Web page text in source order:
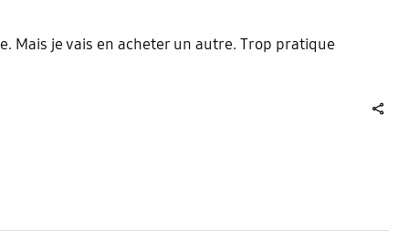
Mais je vais en acheter un autre. Trop pratique